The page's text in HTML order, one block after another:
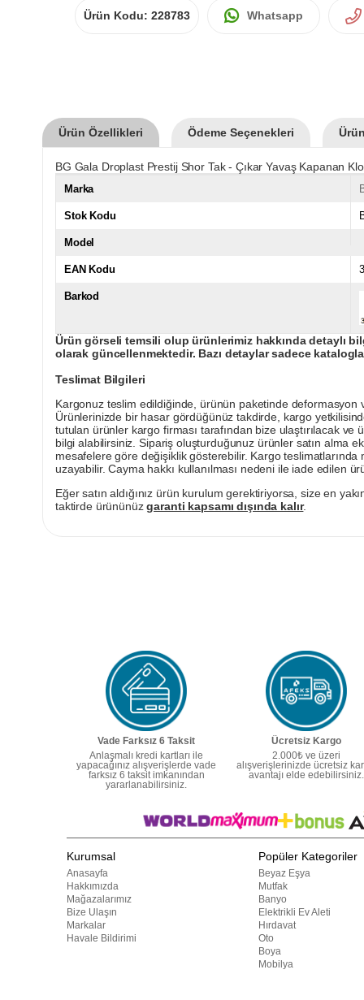
Ürün Kodu: 228783 Whatsapp
Ürün Özellikleri Ödeme Seçenekleri
BG Gala Droplast Prestij Shor Tak - Çıkar Yavaş Kapanan
Marka
Stok Kodu
Model
EAN Kodu
Barkod
Ürün görseli temsili olup ürünlerimiz hakkında detaylı
olarak güncellenmektedir. Bazı detaylar sadece
Teslimat Bilgileri
Kargonuz teslim edildiğinde, ürünün paketinde
Ürünlerinizde bir hasar gördüğünüz takdirde, kargo
tutulan ürünler kargo firması tarafından bize ulaştırılacak
bilgi alabilirsiniz. Sipariş oluşturduğunuz ürünler satın alma
mesafelere göre değişiklik gösterebilir. Kargo
uzayabilir. Cayma hakkı kullanılması nedeni ile iade edilen
Eğer satın aldığınız ürün kurulum gerektiriyorsa, size en
taktirde ürününüzgaranti kapsamı dışında kalır.
Vade Farksız 6 Taksit
Anlaşmalı kredi kartları ile
yapacağınız alışverişlerde vade
farksız 6 taksit imkanından
yararlanabilirsiniz.
Ücretsiz Kargo
2.000₺ ve üzeri
alışverişlerinizde ücretsiz
avantajı elde edebilirsiniz.
Kurumsal
Anasayfa
Hakkımızda
Mağazalarımız
Bize Ulaşın
Markalar
Havale Bildirimi
Popüler Kategoriler
Beyaz Eşya
Mutfak
Banyo
Elektrikli Ev Aleti
Hırdavat
Oto
Boya
Mobilya